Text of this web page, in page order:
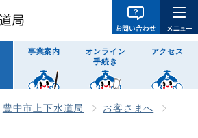
事業案内
オンライン
手続き
アクセス
豊中市上下水道局
お客さまへ